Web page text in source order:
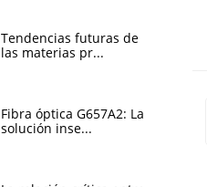
Tendencias futuras de
las materias pr...
Fibra óptica G657A2: La
solución inse...